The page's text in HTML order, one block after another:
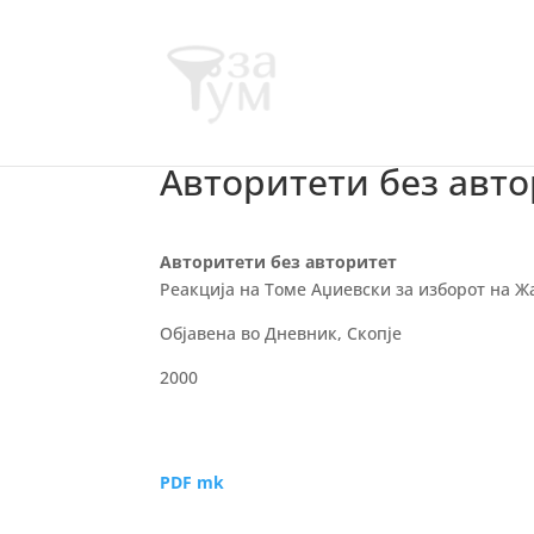
Авторитети без
Авторитети без авторитет
Реакција на Томе Аџиевски за изборот на
Објавена во Дневник, Скопје
2000
PDF mk